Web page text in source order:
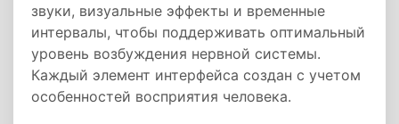
звуки, визуальные эффекты и временные
интервалы, чтобы поддерживать оптимальный
уровень возбуждения нервной системы.
Каждый элемент интерфейса создан с учетом
особенностей восприятия человека.